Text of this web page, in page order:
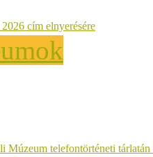
cím elnyerésére
telefontörténeti tárlatán